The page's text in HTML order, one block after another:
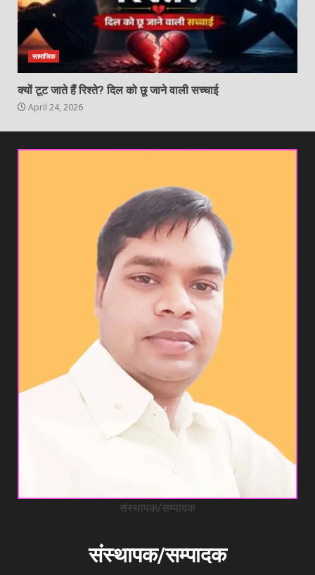
सामाजिक
क्यों टूट जाते हैं रिश्ते? दिल को छू जाने वाली सच्चाई
April 24, 2026
संस्थापक/सम्पादक
संस्थापक/सम्पादक